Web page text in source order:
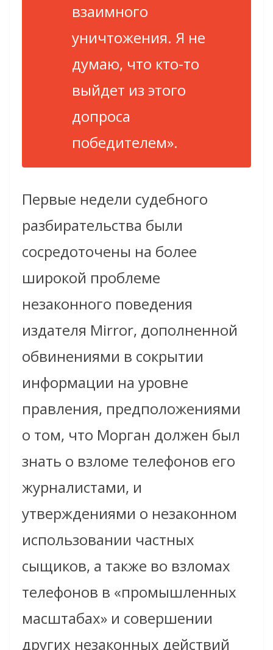
взаимного
уничтожения. Я не
думаю, что кто-то
выйдет из этого
допроса
победителем».
Первые недели судебного
разбирательства были
сосредоточены на более
широкой проблеме
незаконного поведения
издателя Mirror, дополненной
обвинениями в сокрытии
информации на уровне
правления, предположениями
о том, что Морган должен был
знать о взломе телефонов его
журналистами, и
утверждениями о незаконном
использовании частных
сыщиков, а также во взломах
телефонов в «промышленных
масштабах» и совершении
других незаконных действий